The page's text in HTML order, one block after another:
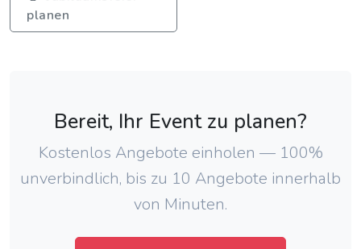
planen
Bereit, Ihr Event zu planen?
Kostenlos Angebote einholen — 100%
unverbindlich, bis zu 10 Angebote innerhalb
von Minuten.